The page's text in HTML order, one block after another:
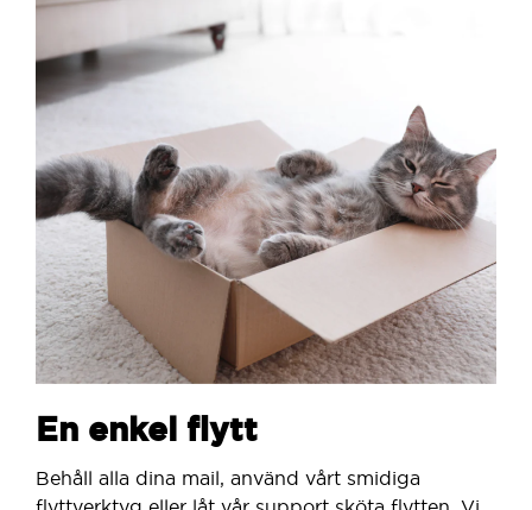
En enkel flytt
Behåll alla dina mail, använd vårt smidiga